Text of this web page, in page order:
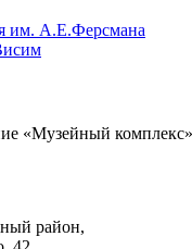
им. А.Е.Ферсмана
«Музейный комплекс»
район,